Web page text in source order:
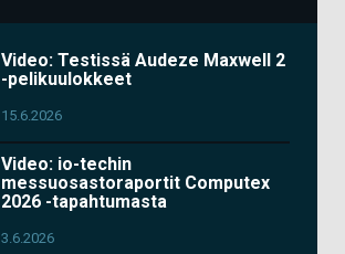
Video: Testissä Audeze Maxwell 2
-pelikuulokkeet
15.6.2026
Video: io-techin
messuosastoraportit Computex
2026 -tapahtumasta
3.6.2026